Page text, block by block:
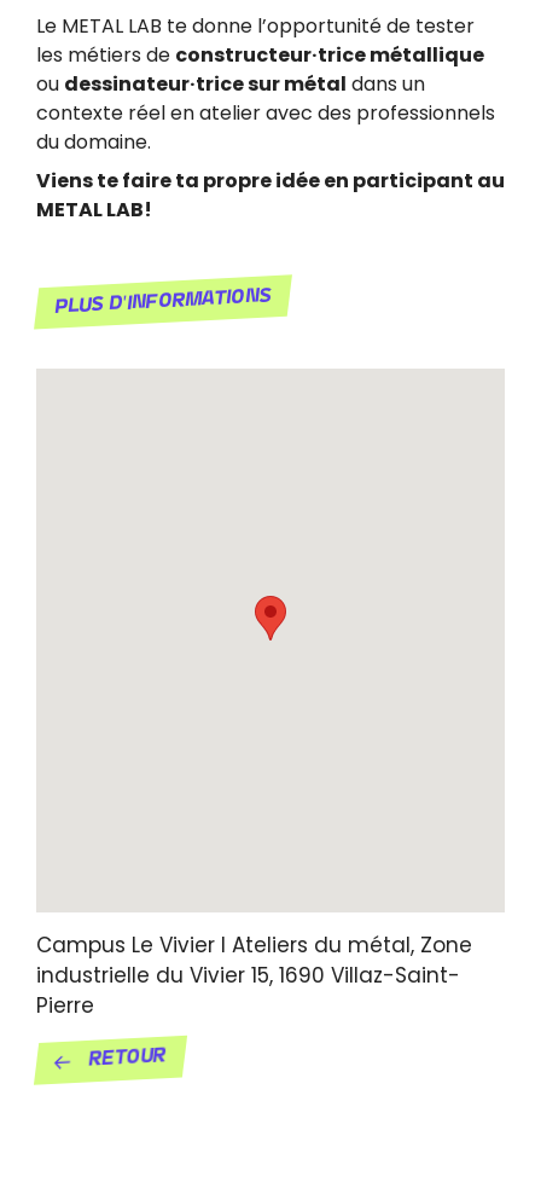
Le METAL LAB te donne l’opportunité de tester
les métiers de constructeur·trice métallique
ou dessinateur·trice sur métal dans un
contexte réel en atelier avec des professionnels
du domaine.
Viens te faire ta propre idée en participant au
METAL LAB!
Plus d'informations
Campus Le Vivier I Ateliers du métal, Zone
industrielle du Vivier 15, 1690 Villaz-Saint-
Pierre
Retour